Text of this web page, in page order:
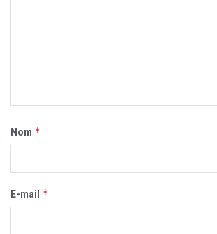
Nom *
E-mail *